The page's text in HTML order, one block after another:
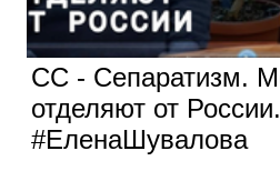
СС - Сепаратизм.
отделяют от России.
#ЕленаШувалова